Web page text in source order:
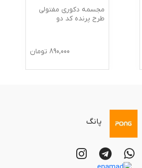
مجسمه دکوری مفتولی
طرح پرنده کد دو
890,000 تومان
پانگ